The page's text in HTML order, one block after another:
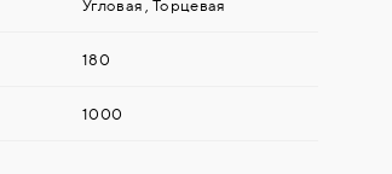
Угловая Торцевая
180
1000